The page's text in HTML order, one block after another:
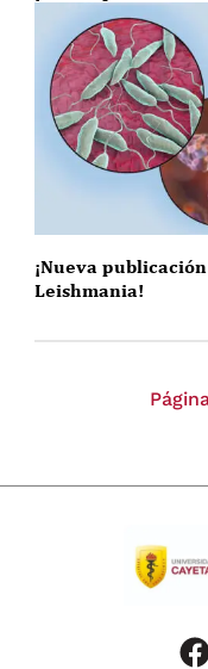
¡Nueva
Leishmania!
facebook